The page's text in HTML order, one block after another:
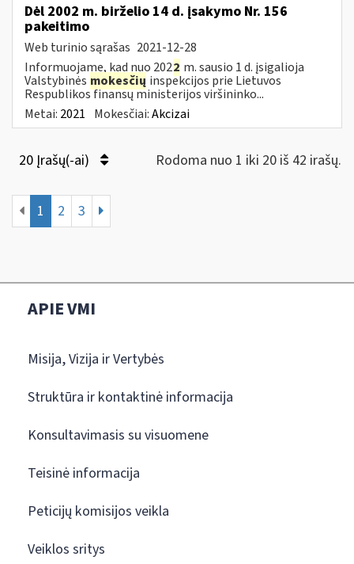
Dėl 2002 m. birželio 14 d. įsakymo Nr. 156
pakeitimo
Web turinio sąrašas 2021-12-28
Informuojame, kad nuo 2022 m. sausio 1 d. įsigalioja
Valstybinės mokesčių inspekcijos prie Lietuvos
Respublikos finansų ministerijos viršininko...
Metai: 2021 Mokesčiai:Akcizai
20 Įrašų(-ai) Rodoma nuo 1 iki 20 iš 42 irašų.
1 2 3
APIE VMI
Misija, Vizija ir Vertybės
Struktūra ir kontaktinė informacija
Konsultavimasis su visuomene
Teisinė informacija
Peticijų komisijos veikla
Veiklos sritys